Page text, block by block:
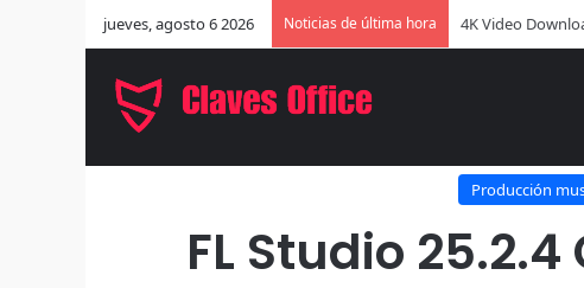
jueves, agosto 6 2026 Noticias de última hora EaseUS Disk
Producción
FL Studio